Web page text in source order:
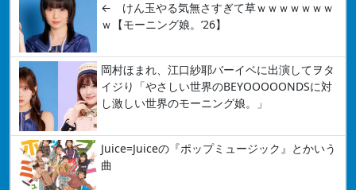
← けん玉やる気無さすぎて草ｗｗｗｗｗｗｗ
ｗ【モーニング娘。’26】
岡村ほまれ、江口紗耶バーイベに出演してヲタ
イジり「やさしい世界のBEYOOOOONDSに対
し激しい世界のモーニング娘。」
Juice=Juiceの『ポップミュージック』とかいう
曲